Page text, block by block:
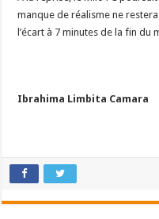
manque de réalisme ne
l’écart à 7 minutes de la fin du
Ibrahima Limbita Camara